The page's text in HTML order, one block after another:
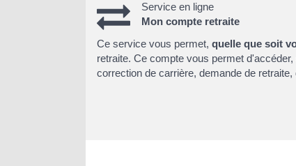
Service en ligne
Mon compte retraite
Ce service vous permet, quelle que soit
retraite. Ce compte vous permet
correction de carrière, demande de retraite,